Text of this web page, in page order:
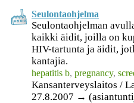
Seulontaohjelma
Seulontaohjelman
kaikki äidit, joilla on
HIV-tartunta ja äidit,
kantajia.
hepatitis b, pregnancy,
Kansanterveyslaitos /
27.8.2007 →